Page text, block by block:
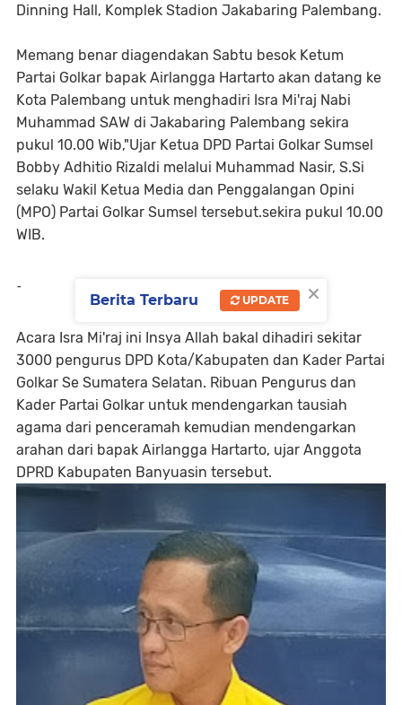
Dinning Hall, Komplek Stadion Jakabaring Palembang.
Memang benar diagendakan Sabtu besok Ketum
Partai Golkar bapak Airlangga Hartarto akan datang ke
Kota Palembang untuk menghadiri Isra Mi'raj Nabi
Muhammad SAW di Jakabaring Palembang sekira
pukul 10.00 Wib,"Ujar Ketua DPD Partai Golkar Sumsel
Bobby Adhitio Rizaldi melalui Muhammad Nasir, S.Si
selaku Wakil Ketua Media dan Penggalangan Opini
(MPO) Partai Golkar Sumsel tersebut.sekira pukul 10.00
WIB.
-
Acara Isra Mi'raj ini Insya Allah bakal dihadiri sekitar
3000 pengurus DPD Kota/Kabupaten dan Kader Partai
Golkar Se Sumatera Selatan. Ribuan Pengurus dan
Kader Partai Golkar untuk mendengarkan tausiah
agama dari penceramah kemudian mendengarkan
arahan dari bapak Airlangga Hartarto, ujar Anggota
DPRD Kabupaten Banyuasin tersebut.
×
Berita Terbaru UPDATE